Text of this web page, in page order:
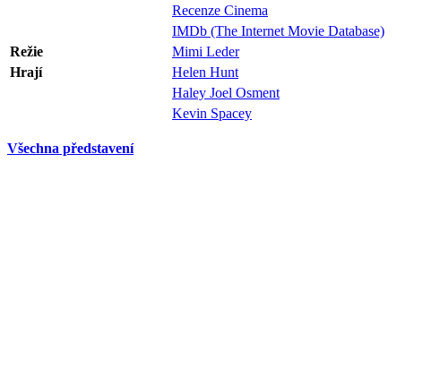
Recenze Cinema
IMDb (The Internet Movie Database)
Režie
Mimi Leder
Hrají
Helen Hunt
Haley Joel Osment
Kevin Spacey
Všechna představení